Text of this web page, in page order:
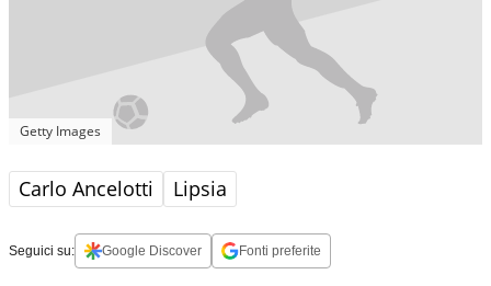
Getty Images
Carlo Ancelotti Lipsia
Seguici su: Google Discover Fonti preferite